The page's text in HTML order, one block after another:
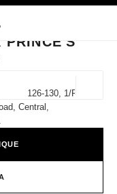
barra de búsqueda
PRINCE'S
PRINCE'S
And 126-130, 1/f
Central,
JOYERÍA